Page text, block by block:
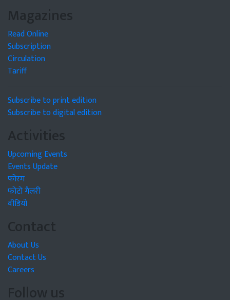
Magazines
Read Online
Subscription
Circulation
Tariff
Subscribe to print edition
Subscribe to digital edition
Activities
Upcoming Events
Events Update
फोरम
फोटो गैलरी
वीडियो
Contact
About Us
Contact Us
Careers
Follow us